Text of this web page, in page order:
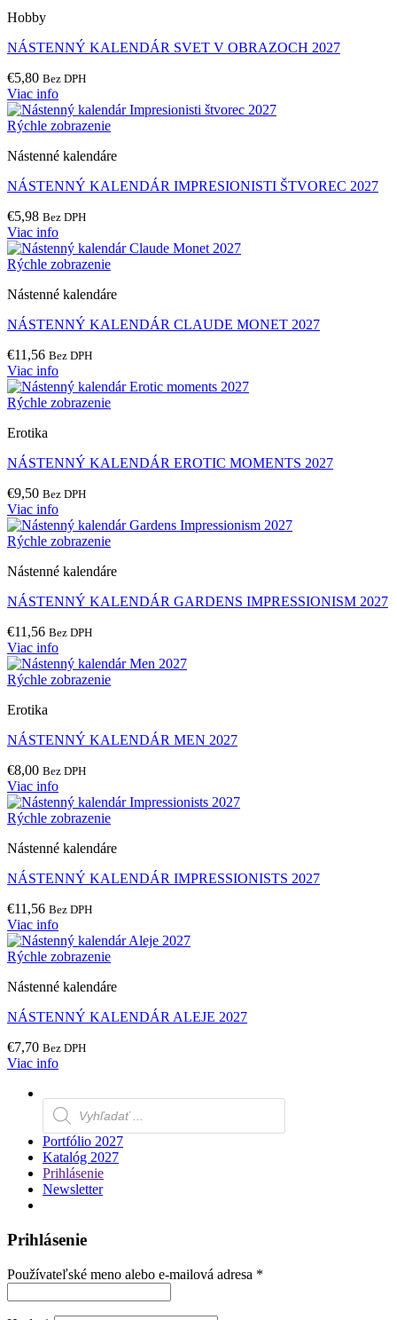
Hobby
NÁSTENNÝ KALENDÁR SVET V OBRAZOCH 2027
€5,80 Bez DPH
Viac info
Rýchle zobrazenie
Nástenné kalendáre
NÁSTENNÝ KALENDÁR IMPRESIONISTI ŠTVOREC 2027
€5,98 Bez DPH
Viac info
Rýchle zobrazenie
Nástenné kalendáre
NÁSTENNÝ KALENDÁR CLAUDE MONET 2027
€11,56 Bez DPH
Viac info
Rýchle zobrazenie
Erotika
NÁSTENNÝ KALENDÁR EROTIC MOMENTS 2027
€9,50 Bez DPH
Viac info
Rýchle zobrazenie
Nástenné kalendáre
NÁSTENNÝ KALENDÁR GARDENS IMPRESSIONISM 2027
€11,56 Bez DPH
Viac info
Rýchle zobrazenie
Erotika
NÁSTENNÝ KALENDÁR MEN 2027
€8,00 Bez DPH
Viac info
Rýchle zobrazenie
Nástenné kalendáre
NÁSTENNÝ KALENDÁR IMPRESSIONISTS 2027
€11,56 Bez DPH
Viac info
Rýchle zobrazenie
Nástenné kalendáre
NÁSTENNÝ KALENDÁR ALEJE 2027
€7,70 Bez DPH
Viac info
Products
search
Portfólio 2027
Katalóg 2027
Prihlásenie
Newsletter
Prihlásenie
Používateľské meno alebo e-mailová adresa *